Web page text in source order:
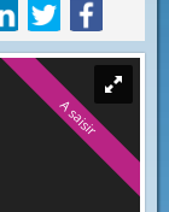
A saisir